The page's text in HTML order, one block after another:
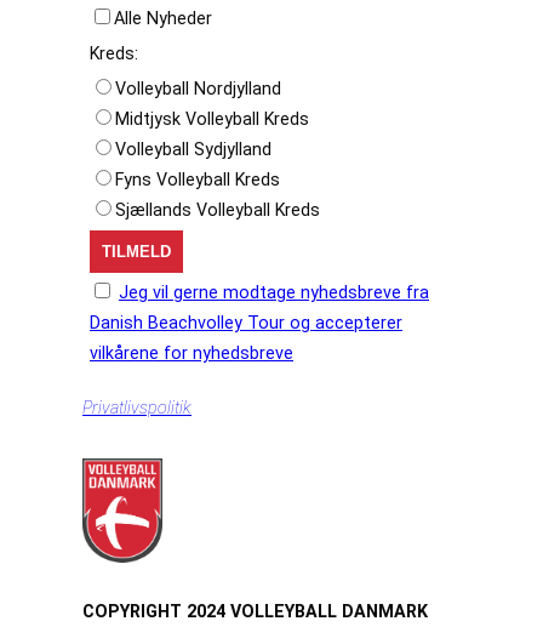
Alle Nyheder
Kreds:
Volleyball Nordjylland
Midtjysk Volleyball Kreds
Volleyball Sydjylland
Fyns Volleyball Kreds
Sjællands Volleyball Kreds
Jeg vil gerne modtage nyhedsbreve fra
Danish Beachvolley Tour og accepterer
vilkårene for nyhedsbreve
Privatlivspolitik
COPYRIGHT 2024 VOLLEYBALL DANMARK